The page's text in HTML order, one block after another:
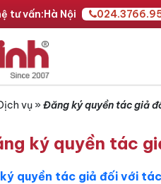
tư vấn:Hà Nội
vụ» Đăng ký quyền tác giả
ký quyền tác
quyền tác giả đối với